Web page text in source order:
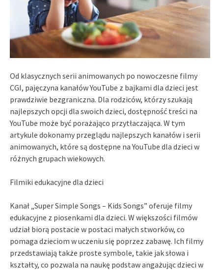
Od klasycznych serii animowanych po nowoczesne filmy
CGI, pajęczyna kanałów YouTube z bajkami dla dzieci jest
prawdziwie bezgraniczna. Dla rodziców, którzy szukają
najlepszych opcji dla swoich dzieci, dostępność treści na
YouTube może być porażająco przytłaczająca. W tym
artykule dokonamy przeglądu najlepszych kanałów i serii
animowanych, które są dostępne na YouTube dla dzieci w
różnych grupach wiekowych.
Filmiki edukacyjne dla dzieci
Kanał „Super Simple Songs – Kids Songs” oferuje filmy
edukacyjne z piosenkami dla dzieci. W większości filmów
udział biorą postacie w postaci małych stworków, co
pomaga dzieciom w uczeniu się poprzez zabawę. Ich filmy
przedstawiają także proste symbole, takie jak słowa i
kształty, co pozwala na naukę podstaw angażując dzieci w